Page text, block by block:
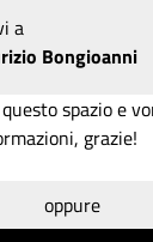
a
Bongioanni
Allega un'idea
oppure